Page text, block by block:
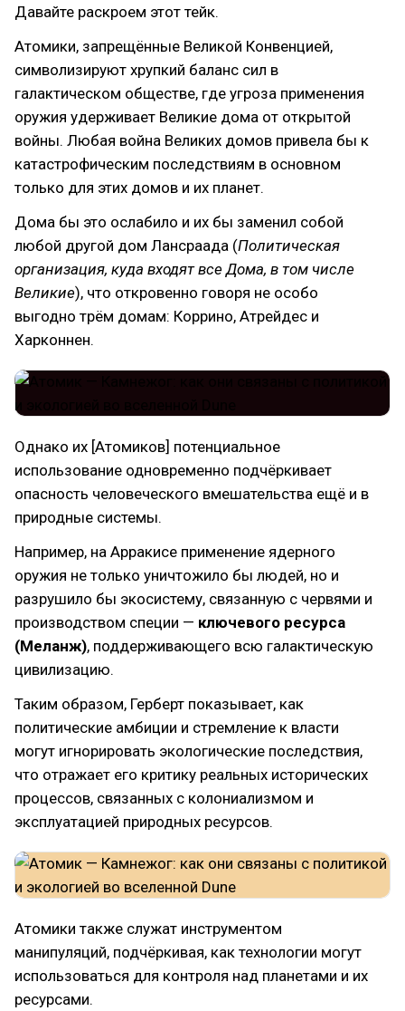
Давайте раскроем этот тейк.
Атомики, запрещённые Великой Конвенцией,
символизируют хрупкий баланс сил в
галактическом обществе, где угроза применения
оружия удерживает Великие дома от открытой
войны. Любая война Великих домов привела бы к
катастрофическим последствиям в основном
только для этих домов и их планет.
Дома бы это ослабило и их бы заменил собой
любой другой дом Лансраада (Политическая
организация, куда входят все Дома, в том числе
Великие), что откровенно говоря не особо
выгодно трём домам: Коррино, Атрейдес и
Харконнен.
Однако их [Атомиков] потенциальное
использование одновременно подчёркивает
опасность человеческого вмешательства ещё и в
природные системы.
Например, на Арракисе применение ядерного
оружия не только уничтожило бы людей, но и
разрушило бы экосистему, связанную с червями и
производством специи — ключевого ресурса
(Меланж), поддерживающего всю галактическую
цивилизацию.
Таким образом, Герберт показывает, как
политические амбиции и стремление к власти
могут игнорировать экологические последствия,
что отражает его критику реальных исторических
процессов, связанных с колониализмом и
эксплуатацией природных ресурсов.
Атомики также служат инструментом
манипуляций, подчёркивая, как технологии могут
использоваться для контроля над планетами и их
ресурсами.